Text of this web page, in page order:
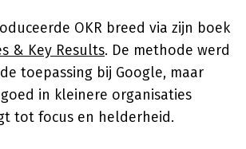
OKR breed via zijn boek
& Key Results. De methode werd
toepassing bij Google, maar
in kleinere organisaties
tot focus en helderheid.